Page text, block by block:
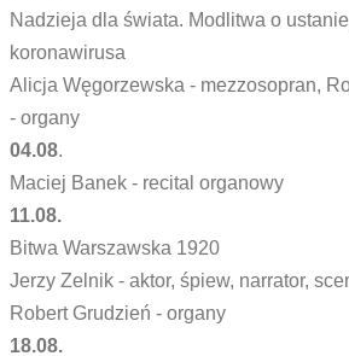
Nadzieja dla świata. Modlitwa o
koronawirusa
Alicja Węgorzewska - mezzosopran,
- organy
04.08.
Maciej Banek - recital organowy
11.08.
Bitwa Warszawska 1920
Jerzy Zelnik - aktor, śpiew, narrator,
Robert Grudzień - organy
18.08.